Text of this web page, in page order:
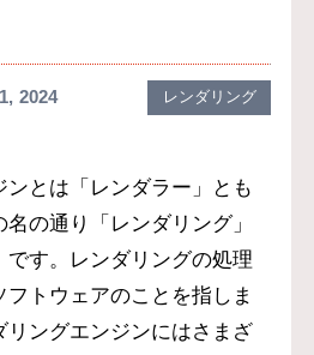
2024 レンダリング
ンとは「レンダラー」とも
の通り「レンダリング」
です。レンダリングの処理
トウェアのことを指しま
リングエンジンにはさまざ